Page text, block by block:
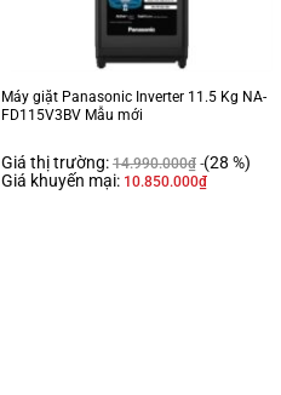
Máy giặt Panasonic Inverter 11.5 Kg NA-
FD115V3BV Mẫu mới
Giá thị trường: 14.990.000₫ (28 %)
Giá khuyến mại: 10.850.000₫